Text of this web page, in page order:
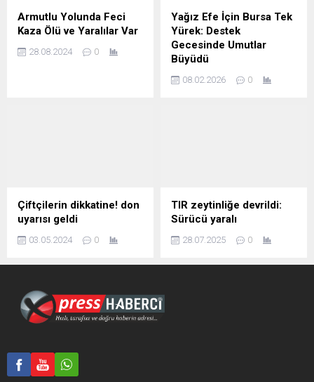
Armutlu Yolunda Feci
Kaza Ölü ve Yaralılar Var
28.08.2024 0
Yağız Efe İçin Bursa Tek
Yürek: Destek
Gecesinde Umutlar
Büyüdü
08.02.2026 0
Çiftçilerin dikkatine! don
uyarısı geldi
03.05.2024 0
TIR zeytinliğe devrildi:
Sürücü yaralı
28.07.2025 0